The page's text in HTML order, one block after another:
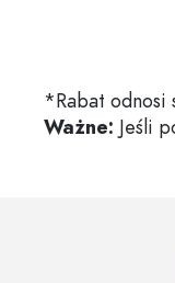
*Rabat odnosi
Ważne: Jeśli